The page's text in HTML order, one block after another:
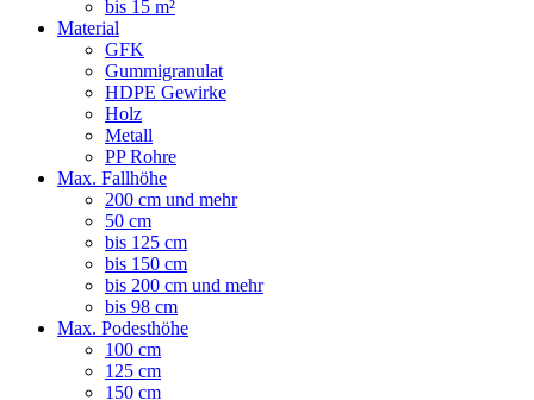
bis 15 m²
Material
GFK
Gummigranulat
HDPE Gewirke
Holz
Metall
PP Rohre
Max. Fallhöhe
200 cm und mehr
50 cm
bis 125 cm
bis 150 cm
bis 200 cm und mehr
bis 98 cm
Max. Podesthöhe
100 cm
125 cm
150 cm